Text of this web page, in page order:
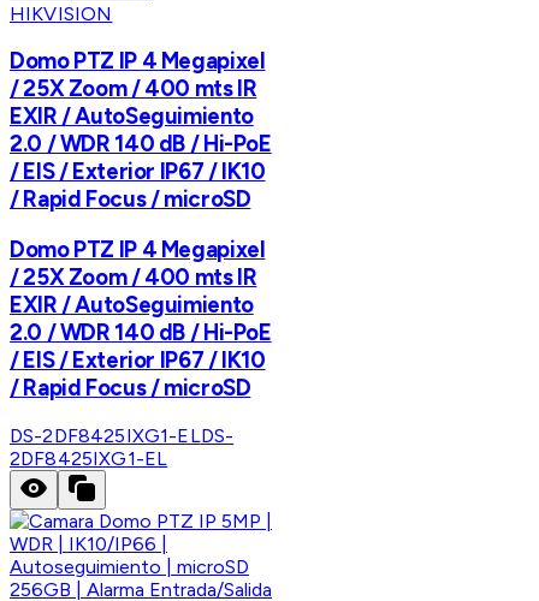
HIKVISION
Domo PTZ IP 4 Megapixel
/ 25X Zoom / 400 mts IR
EXIR / AutoSeguimiento
2.0 / WDR 140 dB / Hi-PoE
/ EIS / Exterior IP67 / IK10
/ Rapid Focus / microSD
Domo PTZ IP 4 Megapixel
/ 25X Zoom / 400 mts IR
EXIR / AutoSeguimiento
2.0 / WDR 140 dB / Hi-PoE
/ EIS / Exterior IP67 / IK10
/ Rapid Focus / microSD
DS-2DF8425IXG1-ELDS-
2DF8425IXG1-EL